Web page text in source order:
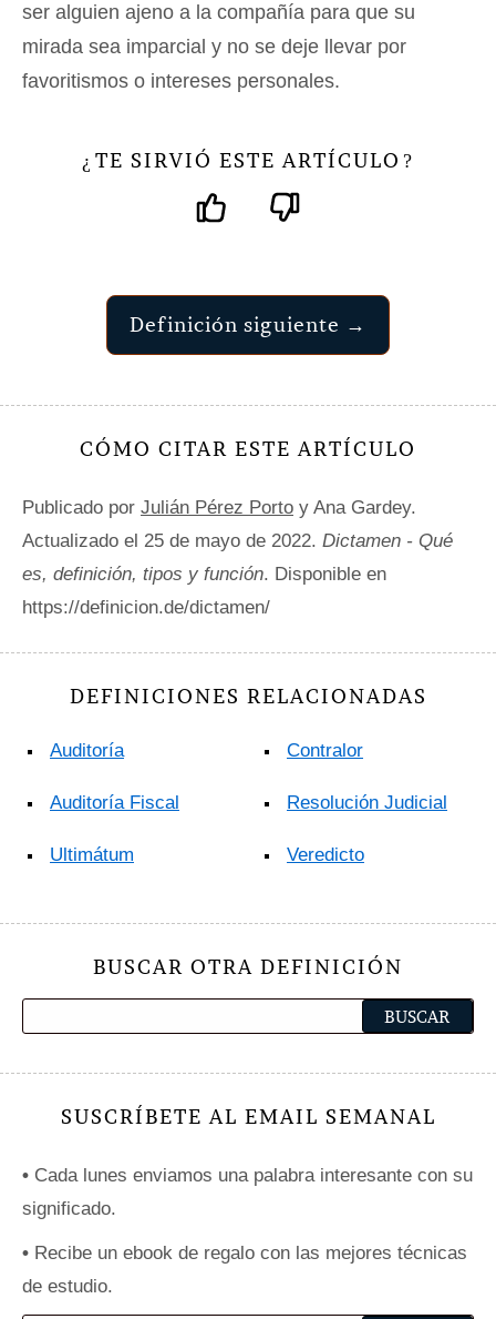
ser alguien ajeno a la compañía para que su
mirada sea imparcial y no se deje llevar por
favoritismos o intereses personales.
¿ TE SIRVIÓ ESTE ARTÍCULO ?
Definición siguiente →
CÓMO CITAR ESTE ARTÍCULO
Publicado por Julián Pérez Porto y Ana Gardey.
Actualizado el 25 de mayo de 2022. Dictamen - Qué
es, definición, tipos y función. Disponible en
https://definicion.de/dictamen/
DEFINICIONES RELACIONADAS
Auditoría
Auditoría Fiscal
Ultimátum
Contralor
Resolución Judicial
Veredicto
BUSCAR OTRA DEFINICIÓN
SUSCRÍBETE AL EMAIL SEMANAL
• Cada lunes enviamos una palabra interesante con su
significado.
• Recibe un ebook de regalo con las mejores técnicas
de estudio.